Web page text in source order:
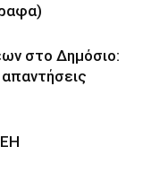
στο Δημόσιο: